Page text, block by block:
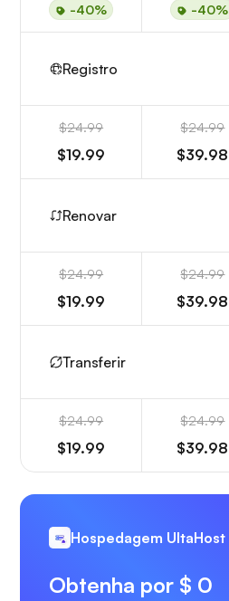
-40% -40%
Registro
$24.99
$19.99
$24.99
$39.98
Renovar
$24.99
$19.99
$24.99
$39.98
Transferir
$24.99
$19.99
$24.99
$39.98
Hospedagem UltaHost
Obtenha por $ 0